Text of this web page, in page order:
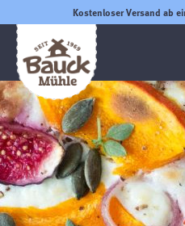
Kostenloser Versand ab